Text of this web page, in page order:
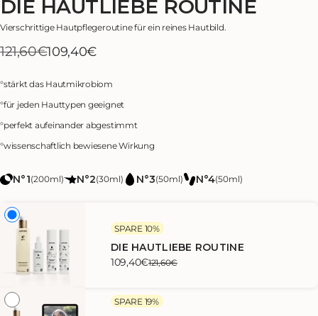
DIE HAUTLIEBE ROUTINE
Vierschrittige Hautpflegeroutine für ein reines Hautbild.
Verkaufspreis
109,40€Regulärer
Preis
121,60€
°stärkt das Hautmikrobiom
°für jeden Hauttypen geeignet
°perfekt aufeinander abgestimmt
°wissenschaftlich bewiesene Wirkung
N°1(200ml) N°2(30ml) N°3(50ml) N°4(50ml)
SPARE 10%
DIE HAUTLIEBE ROUTINE
109,40€121,60€
SPARE 19%